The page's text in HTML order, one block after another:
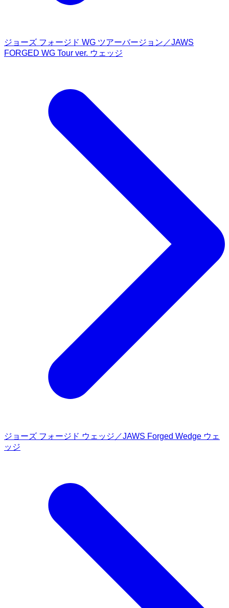
ジョーズ フォージド WG ツアーバージョン／JAWS
FORGED WG Tour ver. ウェッジ
ジョーズ フォージド ウェッジ／JAWS Forged Wedge ウェ
ッジ